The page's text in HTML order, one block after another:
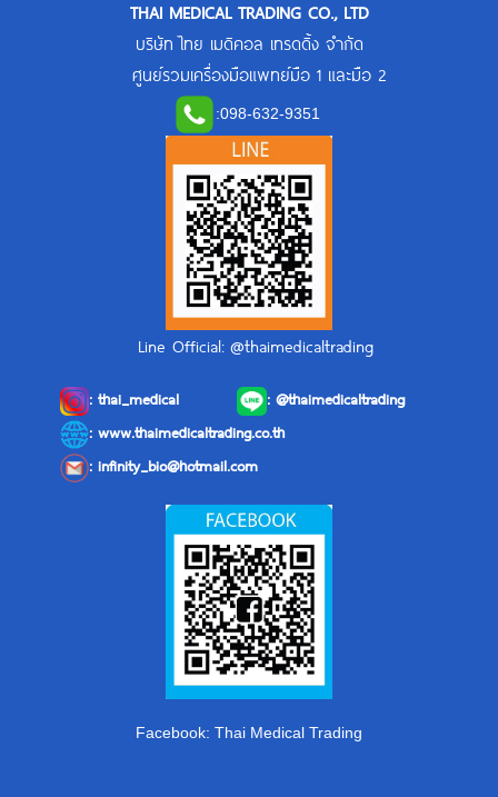
THAI MEDICAL TRADING CO., LTD
บริษัท ไทย เมดิคอล เทรดดิ้ง จำกัด
ศูนย์รวมเครื่องมือแพทย์มือ 1 และมือ 2
:098-632-9351
Line Official: @thaimedicaltrading
:thai_medical : @thaimedicaltrading
: www.thaimedicaltrading.co.th
:infinity_bio@hotmail.com
Facebook: Thai Medical Trading